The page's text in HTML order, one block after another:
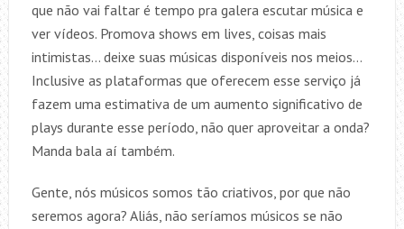
que não vai faltar é tempo pra galera escutar música e
ver vídeos. Promova shows em lives, coisas mais
intimistas… deixe suas músicas disponíveis nos meios…
Inclusive as plataformas que oferecem esse serviço já
fazem uma estimativa de um aumento significativo de
plays durante esse período, não quer aproveitar a onda?
Manda bala aí também.
Gente, nós músicos somos tão criativos, por que não
seremos agora? Aliás, não seríamos músicos se não